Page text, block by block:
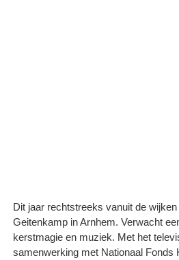
Dit jaar rechtstreeks vanuit de
Geitenkamp in Arnhem. Verwacht
kerstmagie en muziek. Met het
samenwerking met Nationaal Fonds